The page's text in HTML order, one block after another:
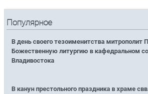
Популярное
В день своего тезоименитства митрополит
Божественную литургию в кафедральном
Владивостока
В канун престольного праздника в храме